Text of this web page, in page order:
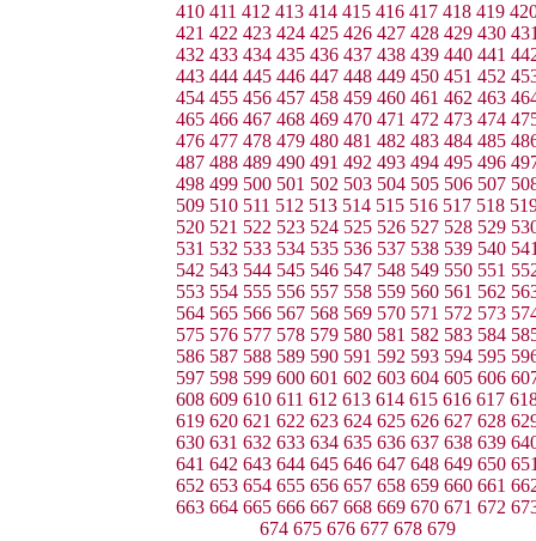
410 411 412 413 414 415 416 417 418 419
421 422 423 424 425 426 427 428 429 430
432 433 434 435 436 437 438 439 440 441
443 444 445 446 447 448 449 450 451 452
454 455 456 457 458 459 460 461 462 463
465 466 467 468 469 470 471 472 473 474
476 477 478 479 480 481 482 483 484 485
487 488 489 490 491 492 493 494 495 496
498 499 500 501 502 503 504 505 506 507
509 510 511 512 513 514 515 516 517 518
520 521 522 523 524 525 526 527 528 529
531 532 533 534 535 536 537 538 539 540
542 543 544 545 546 547 548 549 550 551
553 554 555 556 557 558 559 560 561 562
564 565 566 567 568 569 570 571 572 573
575 576 577 578 579 580 581 582 583 584
586 587 588 589 590 591 592 593 594 595
597 598 599 600 601 602 603 604 605 606
608 609 610 611 612 613 614 615 616 617
619 620 621 622 623 624 625 626 627 628
630 631 632 633 634 635 636 637 638 639
641 642 643 644 645 646 647 648 649 650
652 653 654 655 656 657 658 659 660 661
663 664 665 666 667 668 669 670 671 672
674 675 676 677 678 679